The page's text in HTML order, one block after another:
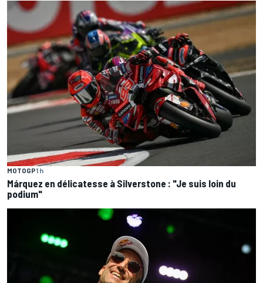
MOTOGP1 h
Márquez en délicatesse à Silverstone : "Je suis loin du
podium"